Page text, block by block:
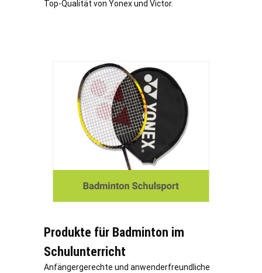
Top-Qualität von Yonex und Victor.
Produkte für Badminton im
Schulunterricht
Anfängergerechte und anwenderfreundliche